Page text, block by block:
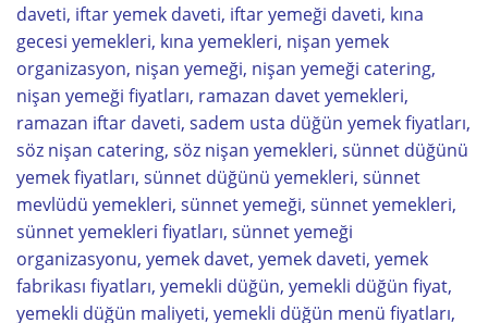
daveti, iftar yemek daveti, iftar yemeği daveti, kına
gecesi yemekleri, kına yemekleri, nişan yemek
organizasyon, nişan yemeği, nişan yemeği catering,
nişan yemeği fiyatları, ramazan davet yemekleri,
ramazan iftar daveti, sadem usta düğün yemek fiyatları,
söz nişan catering, söz nişan yemekleri, sünnet düğünü
yemek fiyatları, sünnet düğünü yemekleri, sünnet
mevlüdü yemekleri, sünnet yemeği, sünnet yemekleri,
sünnet yemekleri fiyatları, sünnet yemeği
organizasyonu, yemek davet, yemek daveti, yemek
fabrikası fiyatları, yemekli düğün, yemekli düğün fiyat,
yemekli düğün maliyeti, yemekli düğün menü fiyatları,